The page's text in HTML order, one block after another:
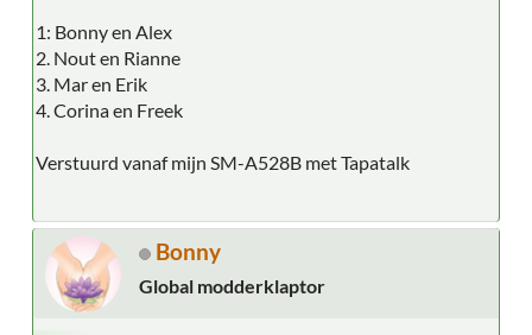
1: Bonny en Alex
2. Nout en Rianne
3. Mar en Erik
4. Corina en Freek
Verstuurd vanaf mijn SM-A528B met Tapatalk
Bonny
Global modderklaptor